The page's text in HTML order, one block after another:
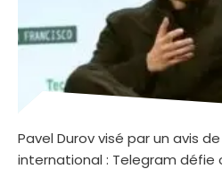
Pavel Durov visé par un avis
international : Telegram défie